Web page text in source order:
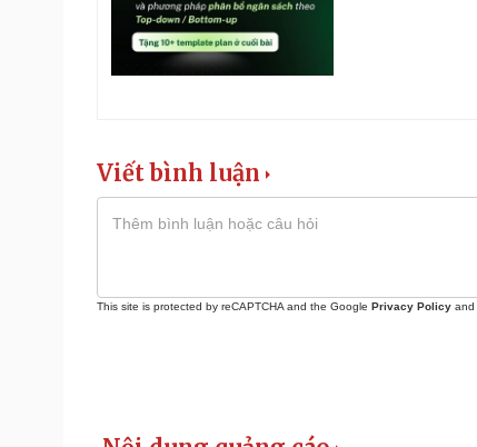
Viết bình luận
This site is protected by reCAPTCHA and the Google Privacy Policy and